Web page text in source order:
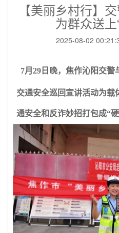
【美丽乡村行】
为群众送
2025-08-02
7月29日晚，焦作沁阳交警
交通安全巡回宣讲活动为载
通安全和反诈妙招打包成“